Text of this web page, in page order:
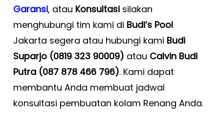
Garansi, atau Konsultasisilakan
menghubungi tim kami di Budi’s Pool
Jakarta segera atau hubungi kami Budi
Suparjo (0819 323 90009) atau Calvin Budi
Putra (087 878 466 796). Kami dapat
membantu Anda membuat jadwal
konsultasi pembuatan kolam Renang Anda.